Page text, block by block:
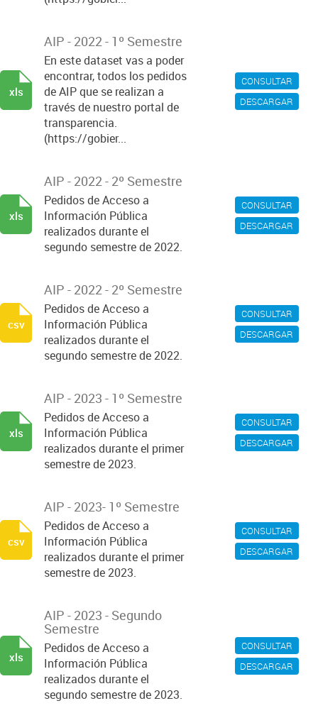
CONSULTAR
DESCARGAR
AIP - 2022 - 1º Semestre
En este dataset vas a poder
encontrar, todos los pedidos
de AIP que se realizan a
través de nuestro portal de
transparencia.
(https://gobier...
xls
CONSULTAR
DESCARGAR
AIP - 2022 - 2º Semestre
Pedidos de Acceso a
Información Pública
realizados durante el
segundo semestre de 2022.
xls
CONSULTAR
DESCARGAR
AIP - 2022 - 2º Semestre
Pedidos de Acceso a
Información Pública
realizados durante el
segundo semestre de 2022.
csv
CONSULTAR
DESCARGAR
AIP - 2023 - 1º Semestre
Pedidos de Acceso a
Información Pública
realizados durante el primer
semestre de 2023.
xls
CONSULTAR
DESCARGAR
AIP - 2023- 1º Semestre
Pedidos de Acceso a
Información Pública
realizados durante el primer
semestre de 2023.
csv
CONSULTAR
DESCARGAR
AIP - 2023 - Segundo
Semestre
Pedidos de Acceso a
Información Pública
realizados durante el
segundo semestre de 2023.
xls